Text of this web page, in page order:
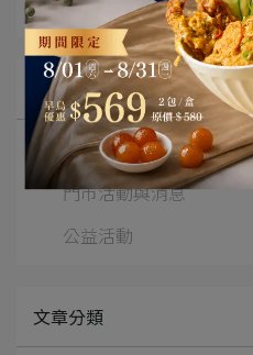
所有文章主題
鄉村品味誌
門市活動與消息
公益活動
文章分類